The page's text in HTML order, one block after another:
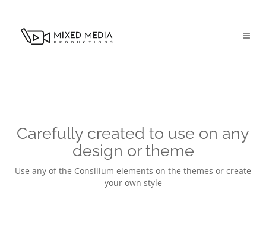
Carefully created to use on any
design or theme
Use any of the Consilium elements on the themes or create
your own style